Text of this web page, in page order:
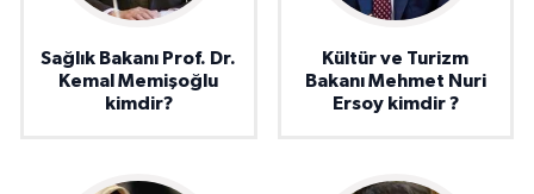
Sağlık Bakanı Prof. Dr.
Kemal Memişoğlu
kimdir?
Kültür ve Turizm
Bakanı Mehmet Nuri
Ersoy kimdir ?